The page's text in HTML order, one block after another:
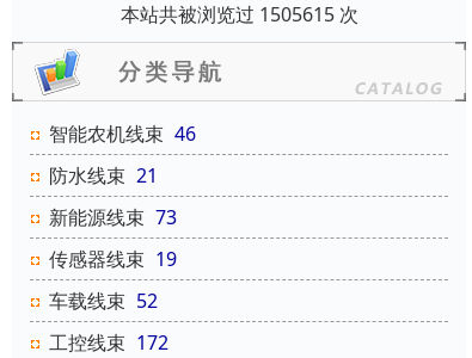
本站共被浏览过 1505615 次
智能农机线束 46
防水线束 21
新能源线束 73
传感器线束 19
车载线束 52
工控线束 172